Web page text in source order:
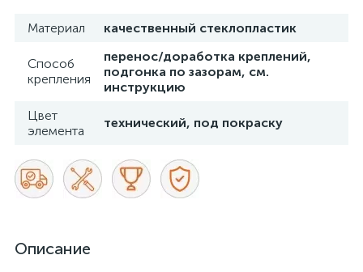
Материал качественный стеклопластик
Способ
крепления
перенос/доработка креплений,
подгонка по зазорам, см.
инструкцию
Цвет
элемента
технический, под покраску
Описание